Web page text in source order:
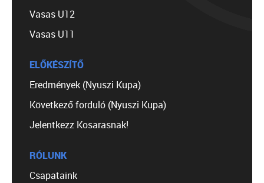
Vasas U12
Vasas U11
ELŐKÉSZÍTŐ
Eredmények (Nyuszi Kupa)
Következő forduló (Nyuszi Kupa)
Jelentkezz Kosarasnak!
RÓLUNK
Csapataink